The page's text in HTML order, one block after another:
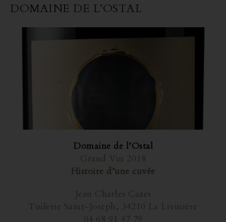
DOMAINE DE L’OSTAL
Domaine de l’Ostal
Grand Vin 2018
Histoire d’une cuvée
Jean Charles Cazes
Tuilerie Saint-Joseph, 34210 La Livinière
04 68 91 47 79